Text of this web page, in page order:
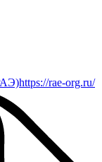
https://rae-org.ru/